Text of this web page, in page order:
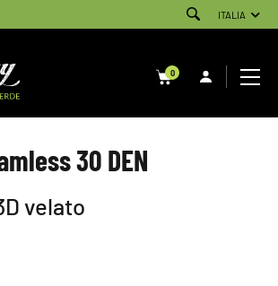
ITALIA
0
30 DEN
velato